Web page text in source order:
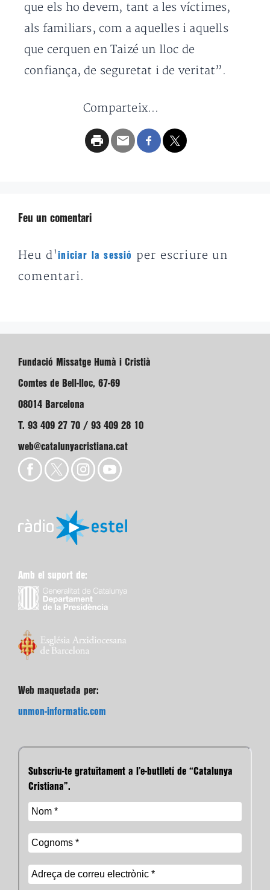
que els ho devem, tant a les víctimes,
als familiars, com a aquelles i aquells
que cerquen en Taizé un lloc de
confiança, de seguretat i de veritat”.
Comparteix...
Feu un comentari
Heu d'iniciar la sessió
per escriure un
comentari.
Fundació Missatge Humà i Cristià
Comtes de Bell-lloc, 67-69
08014 Barcelona
T. 93 409 27 70 / 93 409 28 10
web@catalunyacristiana.cat
Amb el suport de:
Web maquetada per:
unmon-informatic.com
Subscriu-te gratuïtament a l’e-butlletí de “Catalunya
Cristiana”.